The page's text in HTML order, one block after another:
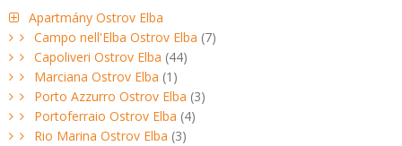
Apartmány Ostrov Elba
Campo nell'Elba Ostrov Elba (7)
Capoliveri Ostrov Elba (44)
Marciana Ostrov Elba (1)
Porto Azzurro Ostrov Elba (3)
Portoferraio Ostrov Elba (4)
Rio Marina Ostrov Elba (3)